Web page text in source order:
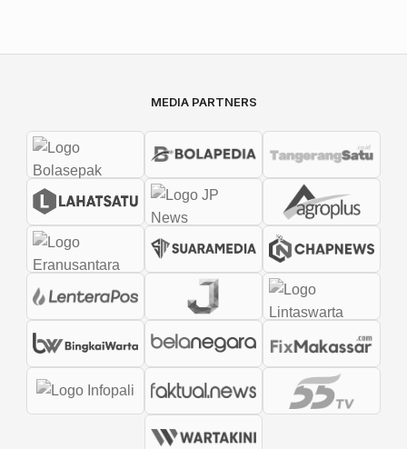
MEDIA PARTNERS